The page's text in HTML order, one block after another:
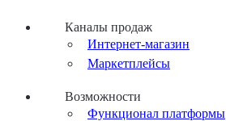
Каналы продаж
Интернет-магазин
Маркетплейсы
Возможности
Функционал платформы